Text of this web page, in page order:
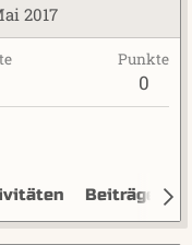
2017
Punkte
0
Beiträge